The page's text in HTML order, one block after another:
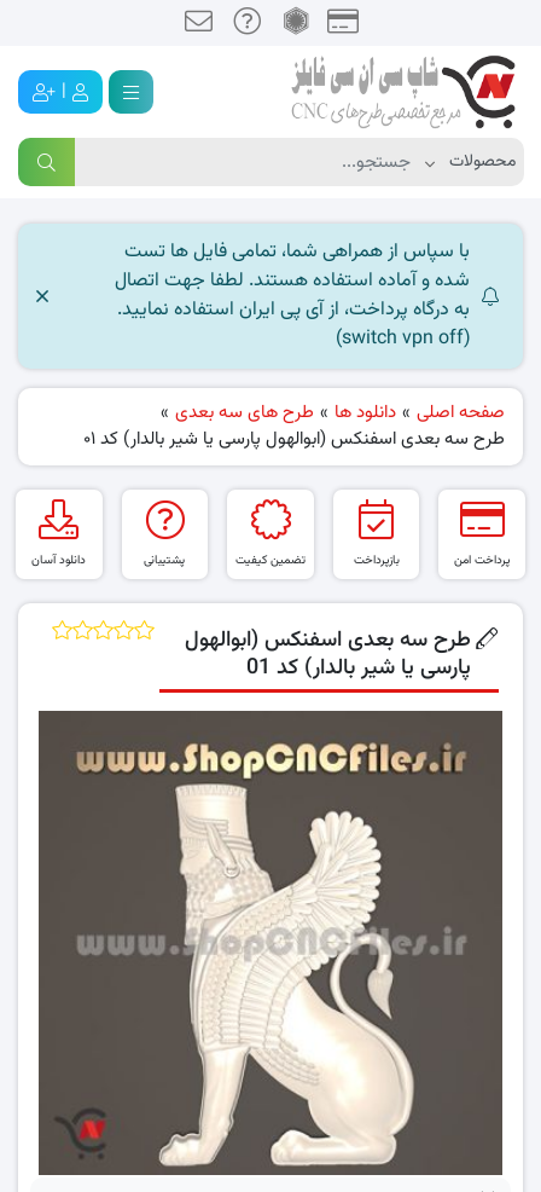
|
با سپاس از همراهی شما، تمامی فایل ها تست
شده و آماده استفاده هستند. لطفا جهت اتصال
به درگاه پرداخت، از آی پی ایران استفاده نمایید.
(switch vpn off)
صفحه اصلی » دانلود ها » طرح های سه بعدی »
طرح سه بعدی اسفنکس (ابوالهول پارسی یا شیر بالدار) کد 01
پرداخت امن بازپرداخت تضمین کیفیت پشتیبانی دانلود آسان
طرح سه بعدی اسفنکس (ابوالهول
پارسی یا شیر بالدار) کد 01